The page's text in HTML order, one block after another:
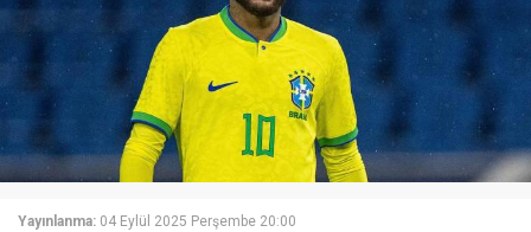
Yayınlanma: 04 Eylül 2025 Perşembe 20:00